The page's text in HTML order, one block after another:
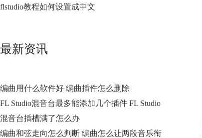
flstudio教程如何设置成中文
最新资讯
编曲用什么软件好 编曲插件怎么删除
FL Studio混音台最多能添加几个插件 FL Studio
混音台插槽满了怎么办
编曲和弦走向怎么判断 编曲怎么让两段音乐衔